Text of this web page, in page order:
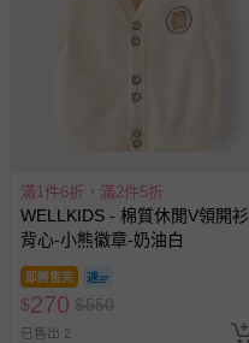
滿1件6折，滿2件5折
WELLKIDS - 棉質休閒V領開衫
背心-小熊徽章-奶油白
即將售完
$270 $550
已售出 2